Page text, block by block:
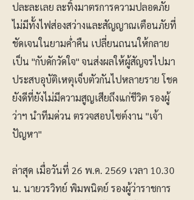
ปละละเลย ละทิ้งมาตรการความปลอดภัย
ไม่มีทั้งไฟส่องสว่างและสัญญาณเตือนภัยที่
ชัดเจนในยามค่ำคืน เปลี่ยนถนนให้กลาย
เป็น "กับดักวัดใจ" จนส่งผลให้ผู้สัญจรไปมา
ประสบอุบัติเหตุเจ็บตัวกันไปหลายราย โชค
ยังดีที่ยังไม่มีความสูญเสียถึงแก่ชีวิต รองผู้
ว่าฯ นำทีมด่วน ตรวจสอบไซต์งาน "เจ้า
ปัญหา"
ล่าสุด เมื่อวันที่ 26 พ.ค. 2569 เวลา 10.30
น. นายวรวิทย์ พิมพนิตย์ รองผู้ว่าราชการ